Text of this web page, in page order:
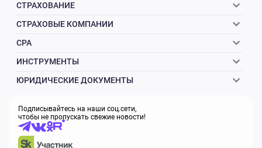
СТРАХОВАНИЕ
СТРАХОВЫЕ КОМПАНИИ
CPA
ИНСТРУМЕНТЫ
ЮРИДИЧЕСКИЕ ДОКУМЕНТЫ
Подписывайтесь на наши соц.сети,
чтобы не пропускать свежие новости!